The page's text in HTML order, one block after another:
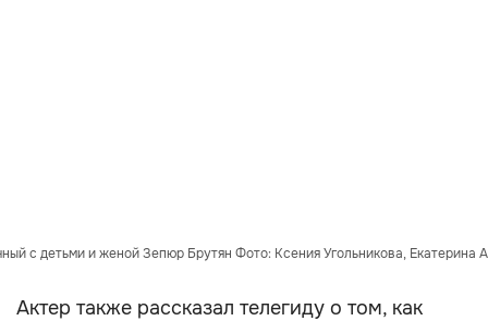
с детьми и женой Зепюр Брутян Фото: Ксения Угольникова, Екатерина
Актер также рассказал телегиду о том, как